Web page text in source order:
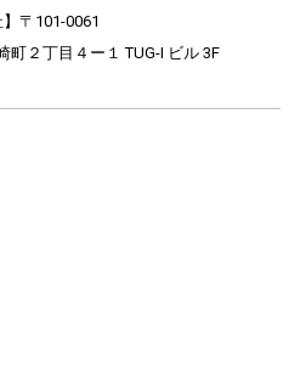
】〒101-0061
町２丁目４ー１ TUG-I ビル 3F